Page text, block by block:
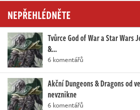
NEPŘEHLÉDNĚTE
Tvůrce God of War a Star Wars
&…
6 komentářů
Akční Dungeons & Dragons od
nevznikne
6 komentářů